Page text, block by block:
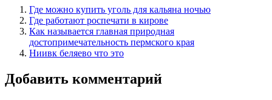
Где можно купить уголь для кальяна ночью
Где работают роспечати в кирове
Как называется главная природная
достопримечательность пермского края
Ниивк беляево что это
Добавить комментарий